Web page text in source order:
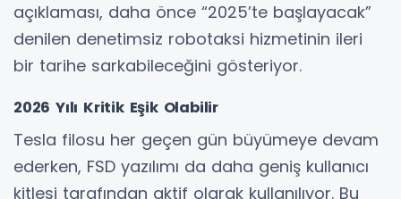
açıklaması, daha önce “2025’te başlayacak”
denilen denetimsiz robotaksi hizmetinin ileri
bir tarihe sarkabileceğini gösteriyor.
2026 Yılı Kritik Eşik Olabilir
Tesla filosu her geçen gün büyümeye devam
ederken, FSD yazılımı da daha geniş kullanıcı
kitlesi tarafından aktif olarak kullanılıyor. Bu